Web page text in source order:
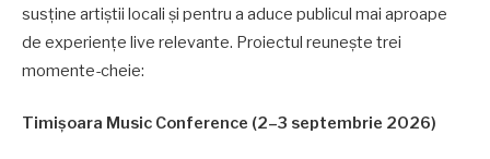
susține artiștii locali și pentru a aduce publicul mai aproape
de experiențe live relevante. Proiectul reunește trei
momente-cheie:
Timișoara Music Conference (2–3 septembrie 2026)